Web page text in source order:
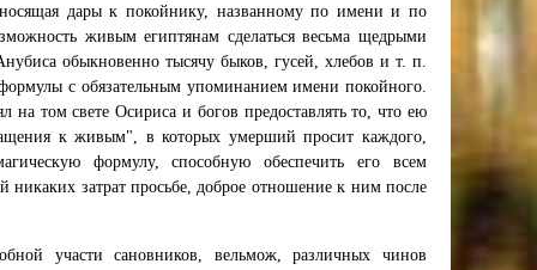
дары к покойнику, названному по имени и по
живым египтянам сделаться весьма щедрыми
обыкновенно тысячу быков, гусей, хлебов и т. п.
с обязательным упоминанием имени покойного.
на том свете Осириса и богов предоставлять то, что ею
к живым", в которых умерший просит каждого,
формулу, способную обеспечить его всем
затрат просьбе, доброе отношение к ним после
участи сановников, вельмож, различных чинов